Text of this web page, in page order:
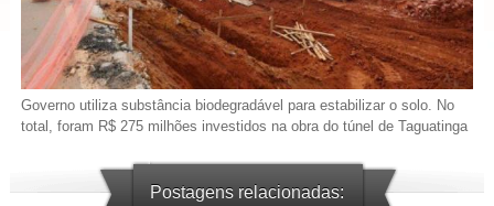
Governo utiliza substância biodegradável para estabilizar o solo. No
total, foram R$ 275 milhões investidos na obra do túnel de Taguatinga
Postagens relacionadas: